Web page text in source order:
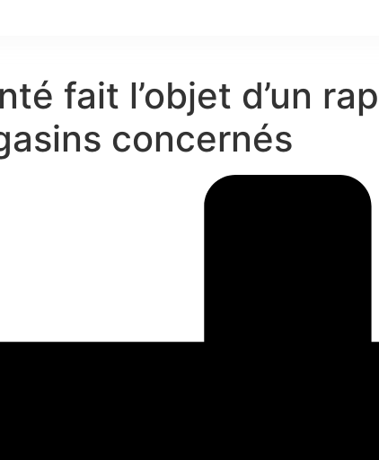
fait l’objet d’un
concernés